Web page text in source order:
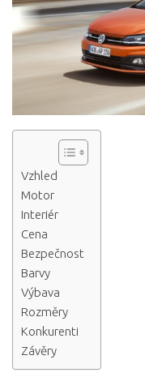
Vzhled
Motor
Interiér
Cena
Bezpečnost
Barvy
Výbava
Rozměry
Konkurenti
Závěry